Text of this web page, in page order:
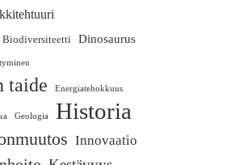
Biodiversiteetti Dinosaurus
taide Energiatehokkuus
Geologia Historia
Innovaatio